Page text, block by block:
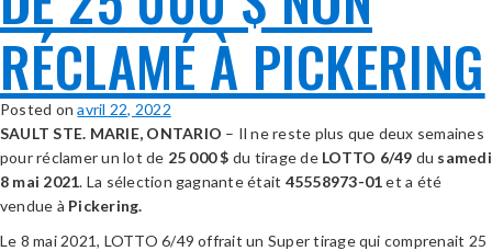
RÉCLAMÉ À PICKERING
Posted onavril 22, 2022
SAULT STE. MARIE, ONTARIO – Il ne reste plus que deux semaines
pour réclamer un lot de 25 000$ du tirage de LOTTO 6/49 du samedi
8 mai 2021. La sélection gagnante était 45558973-01et a été
vendue à Pickering.
Le 8 mai 2021, LOTTO 6/49 offrait un Super tirage qui comprenait 25